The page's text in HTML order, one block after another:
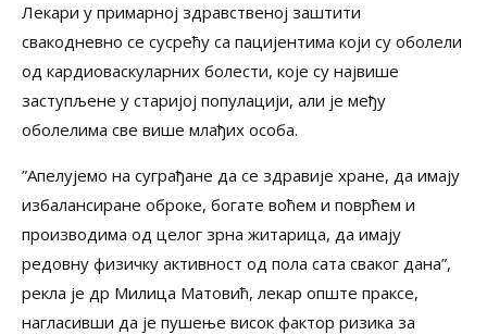
Лекари у примарној здравственој заштити
свакодневно се сусрећу са пацијентима који су оболели
од кардиоваскуларних болести, које су највише
заступљене у старијој популацији, али је међу
оболелима све више млађих особа.
”Апелујемо на суграђане да се здравије хране, да имају
избалансиране оброке, богате воћем и поврћем и
производима од целог зрна житарица, да имају
редовну физичку активност од пола сата сваког дана”,
рекла је др Милица Матовић, лекар опште праксе,
нагласивши да је пушење висок фактор ризика за